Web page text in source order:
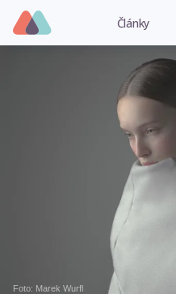
Články
Foto: Marek Wurfl